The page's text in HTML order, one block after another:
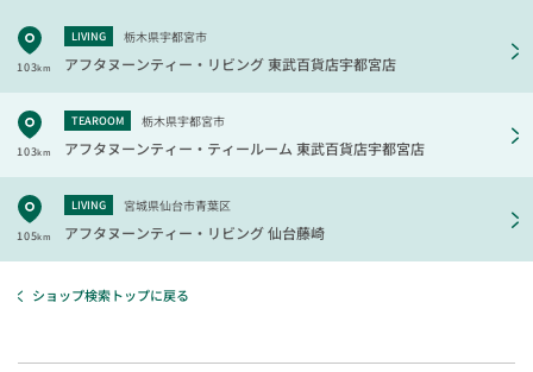
103km
LIVING 栃木県宇都宮市
アフタヌーンティー・リビング東武百貨店宇都宮店
103km
TEAROOM 栃木県宇都宮市
アフタヌーンティー・ティールーム 東武百貨店宇都宮店
105km
LIVING 宮城県仙台市青葉区
アフタヌーンティー・リビング仙台藤崎
ショップ検索トップに戻る